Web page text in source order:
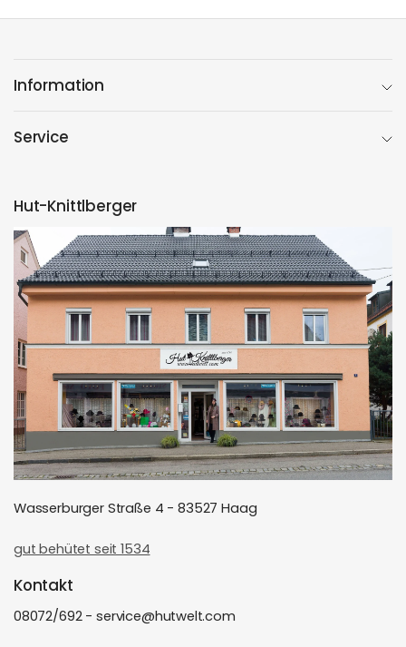
Information
Service
Hut-Knittlberger
Wasserburger Straße 4 - 83527 Haag
gut behütet seit 1534
Kontakt
08072/692 - service@hutwelt.com